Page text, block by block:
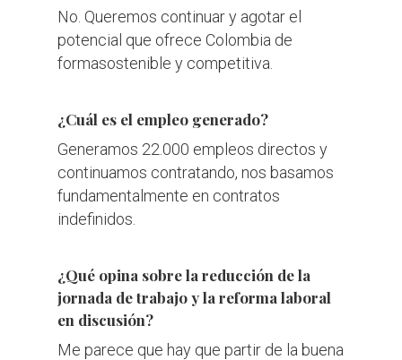
No. Queremos continuar y agotar el
potencial que ofrece Colombia de
formasostenible y competitiva.
¿Cuál es el empleo generado?
​Generamos 22.000 empleos directos y
continuamos contratando, nos basamos
fundamentalmente en contratos
indefinidos.
¿Qué opina sobre la reducción de la
jornada de trabajo y la reforma laboral
en discusión?
​Me parece que hay que partir de la buena